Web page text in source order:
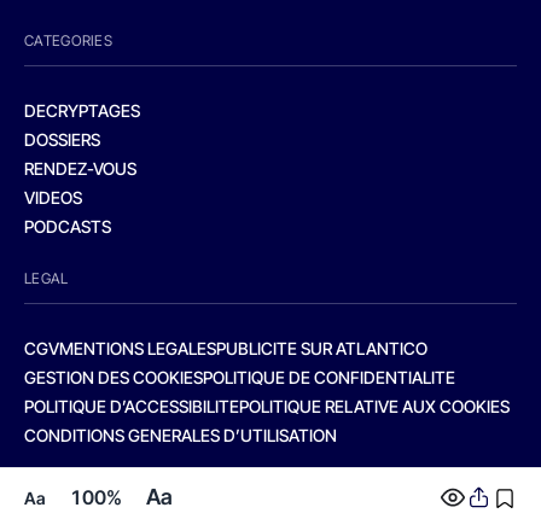
Aa 100% Aa
CATEGORIES
DECRYPTAGES
DOSSIERS
RENDEZ-VOUS
VIDEOS
PODCASTS
LEGAL
CGVMENTIONS LEGALESPUBLICITE SUR ATLANTICO
GESTION DES COOKIESPOLITIQUE DE CONFIDENTIALITE
POLITIQUE D’ACCESSIBILITEPOLITIQUE RELATIVE AUX COOKIES
CONDITIONS GENERALES D’UTILISATION